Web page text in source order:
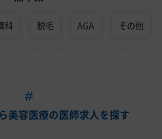
科 脱毛 AGA その他
美容医療の医師求人を探す